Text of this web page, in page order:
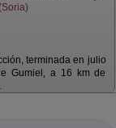
terminada en julio
Gumiel, a 16 km de